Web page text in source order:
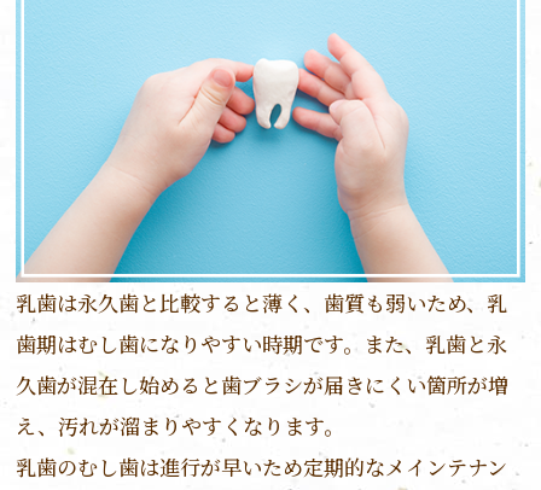
乳歯は永久歯と比較すると薄く、歯質も弱いため、乳
歯期はむし歯になりやすい時期です。また、乳歯と永
久歯が混在し始めると歯ブラシが届きにくい箇所が増
え、汚れが溜まりやすくなります。
乳歯のむし歯は進行が早いため定期的なメインテナン